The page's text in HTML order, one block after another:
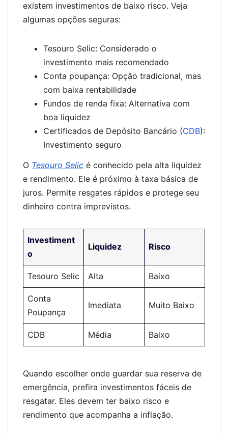
existem investimentos de baixo risco. Veja
algumas opções seguras:
Tesouro Selic: Considerado o
investimento mais recomendado
Conta poupança: Opção tradicional, mas
com baixa rentabilidade
Fundos de renda fixa: Alternativa com
boa liquidez
Certificados de Depósito Bancário (CDB):
Investimento seguro
O Tesouro Selic é conhecido pela alta liquidez
e rendimento. Ele é próximo à taxa básica de
juros. Permite resgates rápidos e protege seu
dinheiro contra imprevistos.
Investiment
o
Liquidez Risco
Tesouro Selic Alta Baixo
Conta
Poupança
Imediata Muito Baixo
CDB Média Baixo
Quando escolher onde guardar sua reserva de
emergência, prefira investimentos fáceis de
resgatar. Eles devem ter baixo risco e
rendimento que acompanha a inflação.